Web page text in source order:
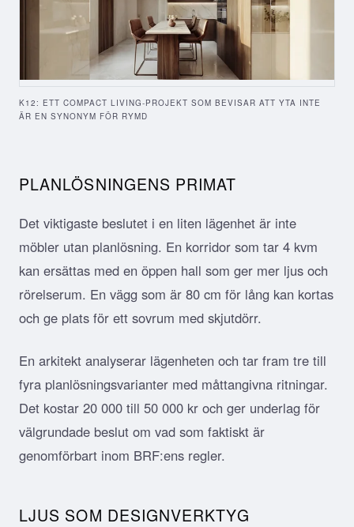
K12: ETT COMPACT LIVING-PROJEKT SOM BEVISAR ATT YTA INTE
ÄR EN SYNONYM FÖR RYMD
PLANLÖSNINGENS PRIMAT
Det viktigaste beslutet i en liten lägenhet är inte
möbler utan planlösning. En korridor som tar 4 kvm
kan ersättas med en öppen hall som ger mer ljus och
rörelserum. En vägg som är 80 cm för lång kan kortas
och ge plats för ett sovrum med skjutdörr.
En arkitekt analyserar lägenheten och tar fram tre till
fyra planlösningsvarianter med måttangivna ritningar.
Det kostar 20 000 till 50 000 kr och ger underlag för
välgrundade beslut om vad som faktiskt är
genomförbart inom BRF:ens regler.
LJUS SOM DESIGNVERKTYG